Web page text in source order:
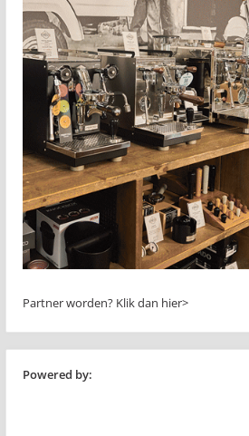
Partner worden? Klik dan hier>
Powered by: